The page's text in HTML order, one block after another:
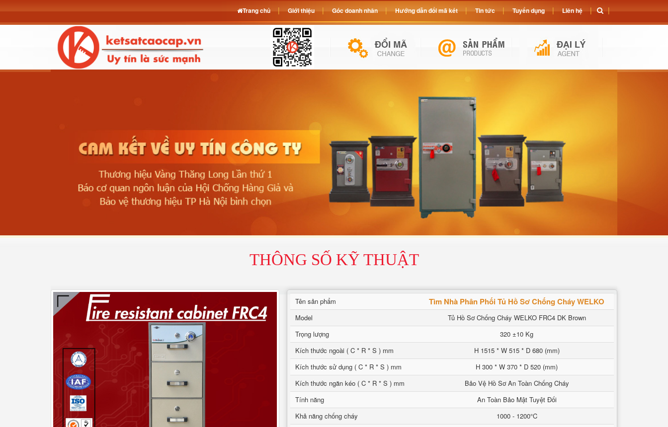
THÔNG SỐ KỸ THUẬT
Tên sản phẩm Tìm Nhà Phân Phối Tủ Hồ Sơ Chống Cháy WELKO
Model
Tủ Hồ Sơ Chống Cháy WELKO FRC4 DK Brown
Trọng lượng
320 ±10 Kg
Kích thước ngoài ( C * R * S ) mm
H 1515 * W 515 * D 680 (mm)
Kích thước sử dụng ( C * R * S ) mm
H 300 * W 370 * D 520 (mm)
Kích thước ngăn kéo ( C * R * S ) mm
Bảo Vệ Hồ Sơ An Toàn Chống Cháy
Tính năng
An Toàn Bảo Mật Tuyệt Đối
Khả năng chống cháy
1000 - 1200°C
Trang chủ Giới thiệu Góc doanh nhân Hướng dẫn đổi mã két Tin tức Tuyển dụng Liên hệ